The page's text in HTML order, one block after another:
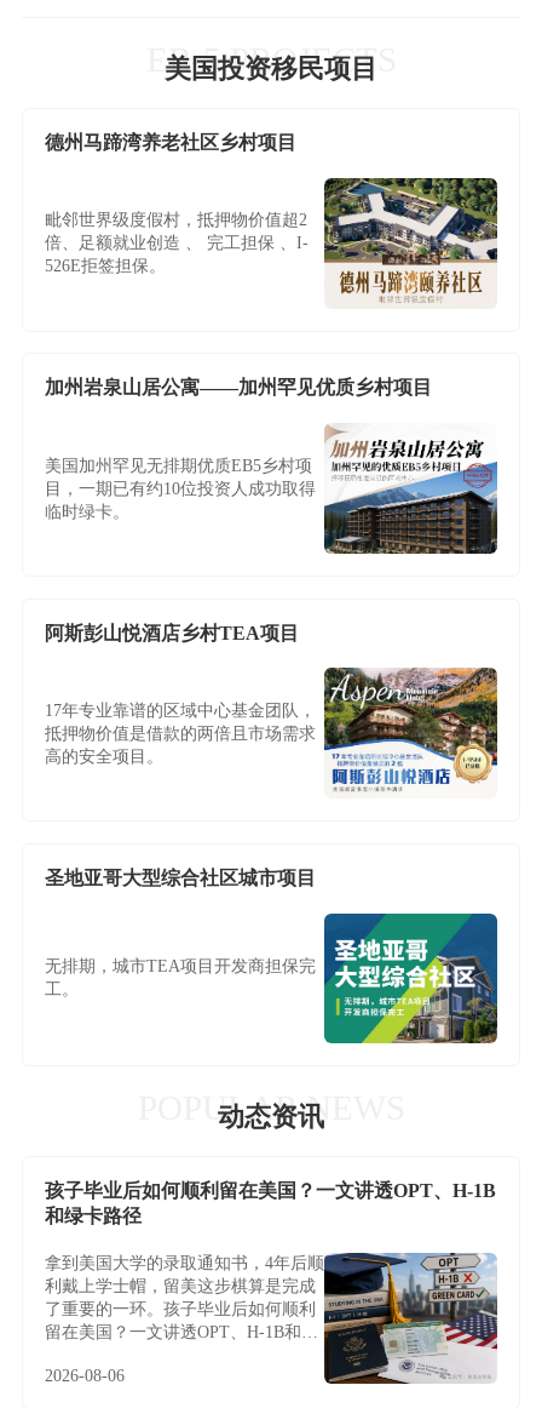
EB-5 PROJECTS
美国投资移民项目
德州马蹄湾养老社区乡村项目
毗邻世界级度假村，抵押物价值超2
倍、足额就业创造 、 完工担保 、I-
526E拒签担保。
加州岩泉山居公寓——加州罕见优质乡村项目
美国加州罕见无排期优质EB5乡村项
目，一期已有约10位投资人成功取得
临时绿卡。
阿斯彭山悦酒店乡村TEA项目
17年专业靠谱的区域中心基金团队，
抵押物价值是借款的两倍且市场需求
高的安全项目。
圣地亚哥大型综合社区城市项目
无排期，城市TEA项目开发商担保完
工。
POPULAR NEWS
动态资讯
孩子毕业后如何顺利留在美国？一文讲透OPT、H-1B
和绿卡路径
拿到美国大学的录取通知书，4年后顺
利戴上学士帽，留美这步棋算是完成
了重要的一环。孩子毕业后如何顺利
留在美国？一文讲透OPT、H-1B和绿
2026-08-06